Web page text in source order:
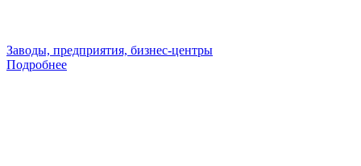
Заводы, предприятия, бизнес-центры
Подробнее